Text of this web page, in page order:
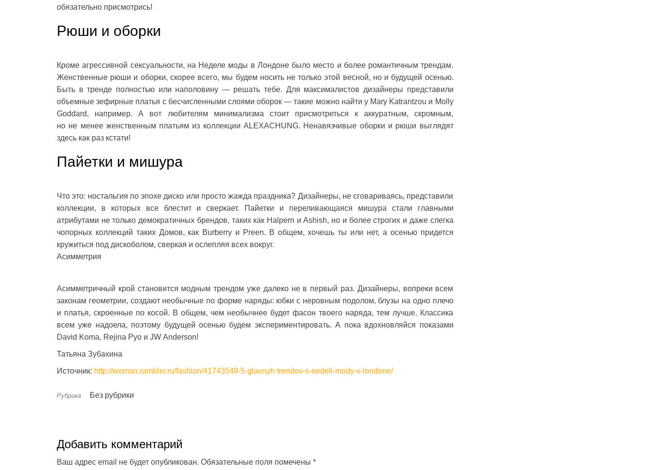
обязательно присмотрись!
Рюши и оборки
Кроме агрессивной сексуальности, на Неделе моды в Лондоне было место и более романтичным трендам.
Женственные рюши и оборки, скорее всего, мы будем носить не только этой весной, но и будущей осенью.
Быть в тренде полностью или наполовину — решать тебе. Для максималистов дизайнеры представили
объемные зефирные платья с бесчисленными слоями оборок — такие можно найти у Mary Katrantzou и Molly
Goddard, например. А вот любителям минимализма стоит присмотреться к аккуратным, скромным,
но не менее женственным платьям из коллекции ALEXACHUNG. Ненавязчивые оборки и рюши выглядят
здесь как раз кстати!
Пайетки и мишура
Что это: ностальгия по эпохе диско или просто жажда праздника? Дизайнеры, не сговариваясь, представили
коллекции, в которых все блестит и сверкает. Пайетки и переливающаяся мишура стали главными
атрибутами не только демократичных брендов, таких как Halpern и Ashish, но и более строгих и даже слегка
чопорных коллекций таких Домов, как Burberry и Preen. В общем, хочешь ты или нет, а осенью придется
кружиться под дискоболом, сверкая и ослепляя всех вокруг.
Асимметрия
Асимметричный крой становится модным трендом уже далеко не в первый раз. Дизайнеры, вопреки всем
законам геометрии, создают необычные по форме наряды: юбки с неровным подолом, блузы на одно плечо
и платья, скроенные по косой. В общем, чем необычнее будет фасон твоего наряда, тем лучше. Классика
всем уже надоела, поэтому будущей осенью будем экспериментировать. А пока вдохновляйся показами
David Koma, Rejina Pуо и JW Anderson!
Татьяна Зубахина
Источник: http://woman.rambler.ru/fashion/41743549-5-glavnyh-trendov-s-nedeli-mody-v-londone/
Рубрика Без рубрики
Добавить комментарий
Ваш адрес email не будет опубликован. Обязательные поля помечены *